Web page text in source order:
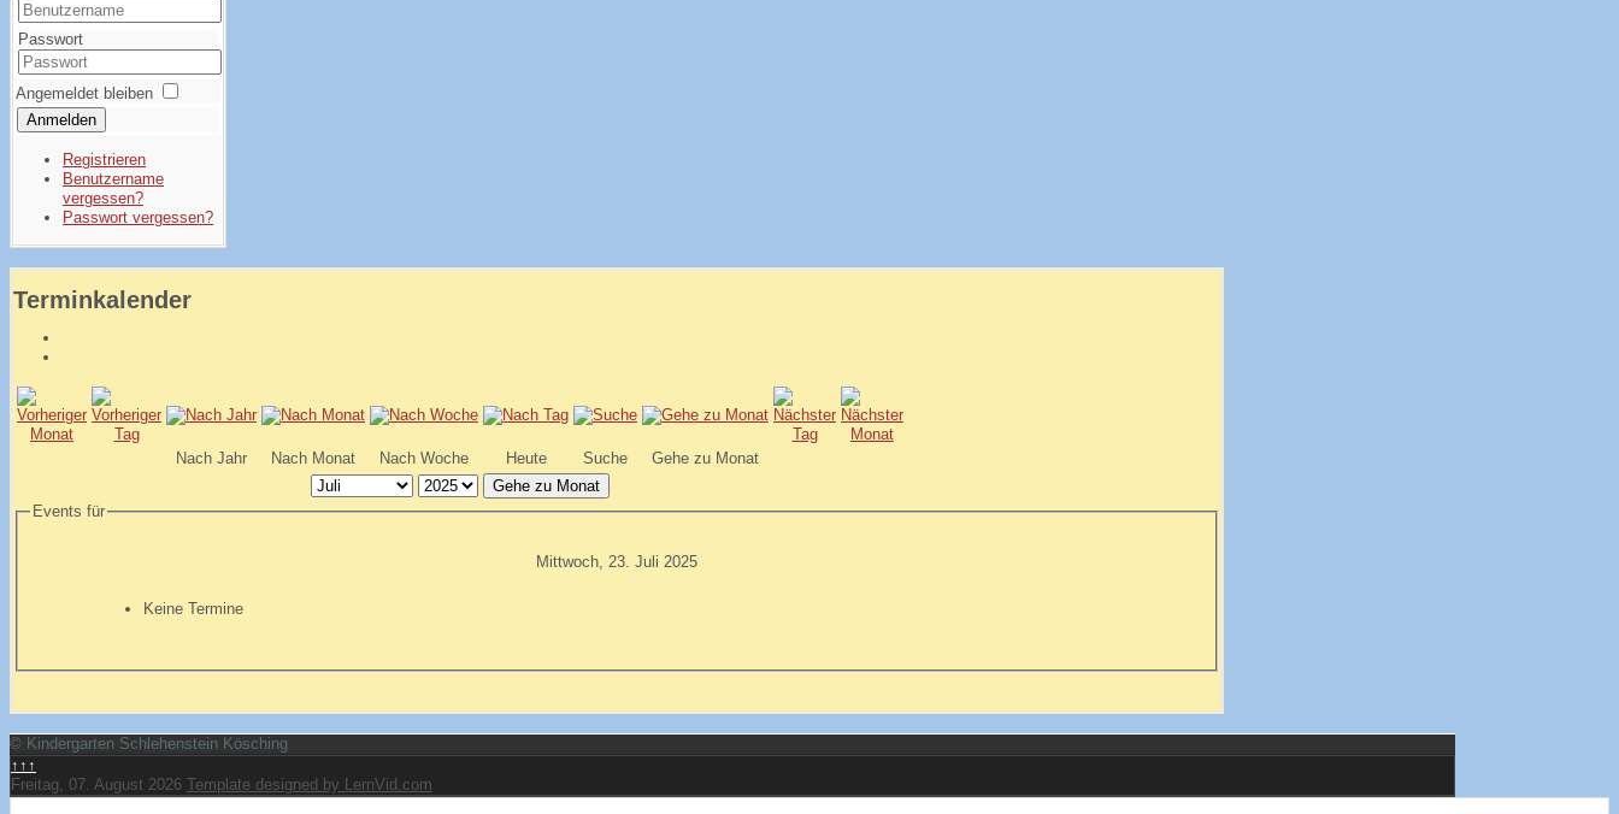
Passwort
Angemeldet bleiben
Anmelden
Registrieren
Benutzername
vergessen?
Passwort vergessen?
Terminkalender
Nach Jahr Nach Monat Nach Woche Heute Suche
Gehe zu Monat
Gehe zu Monat
Events für
Mittwoch, 23. Juli 2025
Keine Termine
© Kindergarten Schlehenstein Kösching
↑↑↑
Freitag, 07. August 2026 Template designed by LernVid.com